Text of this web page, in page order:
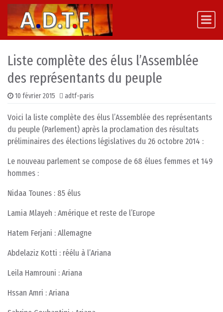
Skip to content
Main Navigation
Liste complète des élus l’Assemblée
des représentants du peuple
10 février 2015 adtf-paris
Voici la liste complète des élus l’Assemblée des représentants
du peuple (Parlement) après la proclamation des résultats
préliminaires des élections législatives du 26 octobre 2014 :
Le nouveau parlement se compose de 68 élues femmes et 149
hommes :
Nidaa Tounes : 85 élus
Lamia Mlayeh : Amérique et reste de l’Europe
Hatem Ferjani : Allemagne
Abdelaziz Kotti : réélu à l’Ariana
Leila Hamrouni : Ariana
Hssan Amri : Ariana